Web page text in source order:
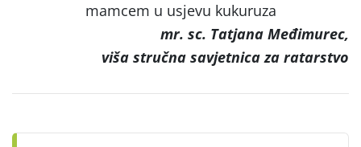
mamcem u usjevu kukuruza
mr. sc. Tatjana Međimurec,
viša stručna savjetnica za ratarstvo
navigation